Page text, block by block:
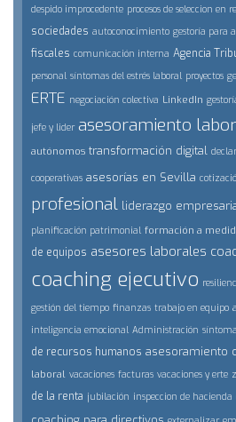
despido improcedente procesos de seleccion en
sociedades autoconocimiento gestoría para
fiscales comunicación interna Agencia
personal síntomas del estrés laboral proyectos
ERTE negociación colectiva LinkedIn
jefe y lider asesoramiento
autónomos transformación digital
cooperativas asesorías en Sevilla
profesional liderazgo
planificación patrimonial formación a
de equipos asesores laborales
coaching ejecutivo
gestión del tiempo finanzas trabajo en equipo
inteligencia emocional Administración
de recursos humanos asesoramiento
laboral vacaciones facturas vacaciones y erte
de la renta jubilación inspeccion de hacienda